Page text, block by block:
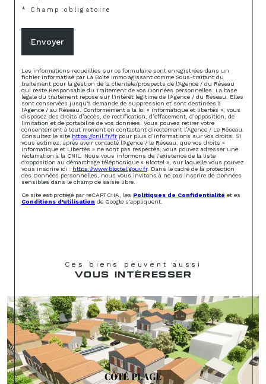
* Champ obligatoire
Envoyer
Les informations recueillies sur ce formulaire sont enregistrées dans un
fichier informatisé par La Boite Immo agissant comme Sous-traitant du
traitement pour la gestion de la clientèle/prospects de l'Agence / du Réseau
qui reste Responsable du Traitement de vos Données personnelles. La base
légale du traitement repose sur l'intérêt légitime de l'Agence / du Réseau. Elles
sont conservées jusqu'à demande de suppression et sont destinées à
l'Agence / au Réseau. Conformément à la loi « informatique et libertés », vous
disposez des droits d’accès, de rectification, d’effacement, d’opposition, de
limitation et de portabilité de vos données. Vous pouvez retirer votre
consentement à tout moment en contactant directement l’Agence / Le Réseau.
Consultez le site https://cnil.fr/fr pour plus d’informations sur vos droits. Si
vous estimez, après avoir contacté l'Agence / le Réseau, que vos droits «
Informatique et Libertés » ne sont pas respectés, vous pouvez adresser une
réclamation à la CNIL. Nous vous informons de l’existence de la liste
d'opposition au démarchage téléphonique « Bloctel », sur laquelle vous pouvez
vous inscrire ici : https://www.bloctel.gouv.fr. Dans le cadre de la protection
des Données personnelles, nous vous invitons à ne pas inscrire de Données
sensibles dans le champ de saisie libre.
Ce site est protégé par reCAPTCHA, les Politiques de Confidentialité et es
Conditions d'utilisation de Google s'appliquent.
Ces biens peuvent aussi
VOUS INTÉRESSER